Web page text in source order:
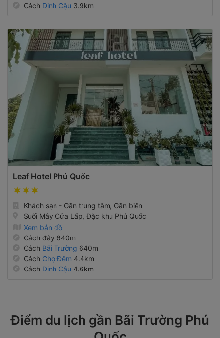
Cách Dinh Cậu 3.9km
Leaf Hotel Phú Quốc
Khách sạn - Gần trung tâm, Gần biển
Suối Mây Cửa Lấp, Đặc khu Phú Quốc
Xem bản đồ
Cách đây 640m
Cách Bãi Trường 640m
Cách Chợ Đêm 4.4km
Cách Dinh Cậu 4.6km
Điểm du lịch gần Bãi Trường Phú